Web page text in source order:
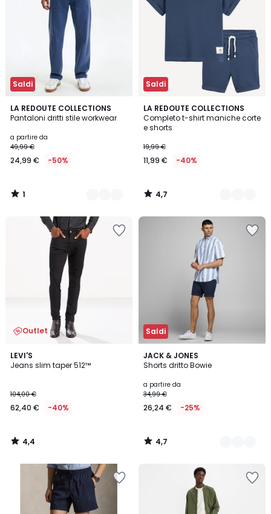
Saldi
LA REDOUTE COLLECTIONS
Pantaloni dritti stile workwear
a partire da
49,99 €
24,99 € -50%
1
/
2
Colori
1
/
Saldi
LA REDOUTE COLLECTIONS
Completo t-shirt maniche corte
e shorts
19,99 €
11,99 € -40%
4,7
/ 5
3
Colori
4,7
/
Outlet
LEVI'S
Jeans slim taper 512™
104,00 €
62,40 € -40%
4,4
/ 5
4,4
/
Saldi
JACK & JONES
Shorts dritto Bowie
a partire da
34,99 €
26,24 € -25%
4,7
/ 5
4
Colori
4,7
/